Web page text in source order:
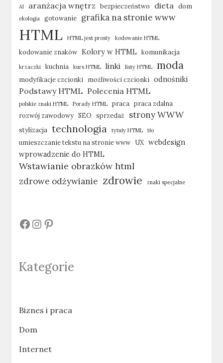
AI aranżacja wnętrz bezpieczeństwo dieta dom
ekologia gotowanie grafika na stronie www
HTML HTML jest prosty kodowanie HTML
kodowanie znaków Kolory w HTML komunikacja
krzaczki kuchnia kurs HTML linki listy HTML moda
modyfikacje czcionki możliwości czcionki odnośniki
Podstawy HTML Polecenia HTML
polskie znaki HTML Porady HTML praca praca zdalna
rozwój zawodowy SEO sprzedaż strony WWW
stylizacja technologia tytuły HTML tło
umieszczanie tekstu na stronie www UX webdesign
wprowadzenie do HTML
Wstawianie obrazków html
zdrowe odżywianie zdrowie znaki specjalne
# # #
Kategorie
Biznes i praca
Dom
Internet